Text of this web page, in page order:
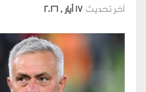
آخر تحديث17 أيار , 2026